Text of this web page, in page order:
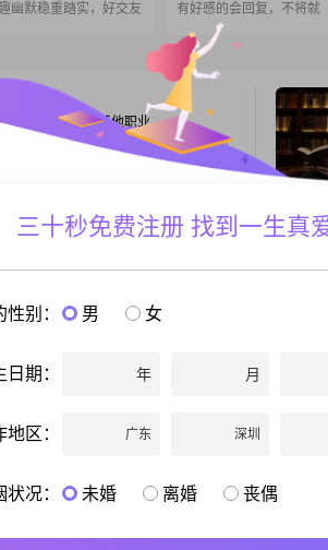
幽默稳重踏实，好交友 有好感的会回复，不将就
, 175cm, 离异, 其他职业
1990年出生的男生，身高175cm，目前
##3002##我的学历是大学本科，月收入
稳重可靠，性格上幽默风趣，待人接物成
我本身比较外向健谈，和身边的人
跟TA联系
州, 178cm, 离异, 投资
我的学历是大学本科##3002##关于我的个
成熟稳重##3002##我性格幽默风趣，平
处，态度真诚可靠##3002##在做决定的
州, 175cm, 离异, 其他职业
高175cm##3002##我的学历是中专
三十秒免费注册 找到一生真
性别： 男 女
日期： 年 月
地区： 广东 深圳
状况： 未婚 离婚 丧偶